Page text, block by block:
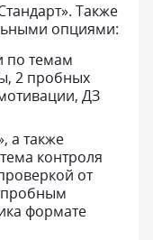
Также
опциями:
по темам
2 пробных
ДЗ
а также
контроля
от
пробным
формате